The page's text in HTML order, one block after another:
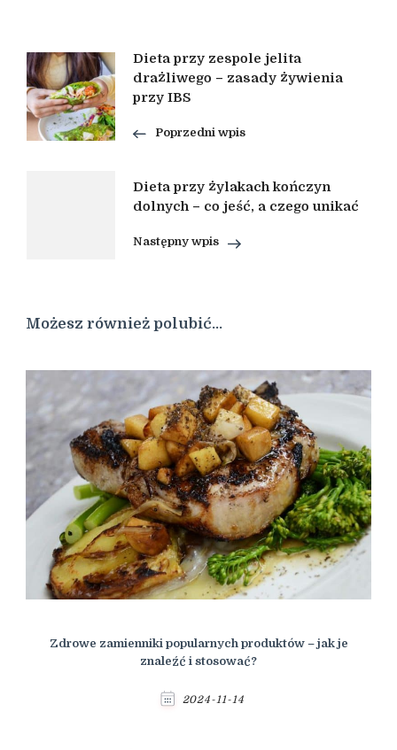
Nawigacja
wpisu
Dieta przy zespole jelita
drażliwego – zasady żywienia
przy IBS
Poprzedni wpis
Dieta przy żylakach kończyn
dolnych – co jeść, a czego unikać
Następny wpis
Możesz również polubić…
Zdrowe zamienniki popularnych produktów – jak je
znaleźć i stosować?
2024-11-14